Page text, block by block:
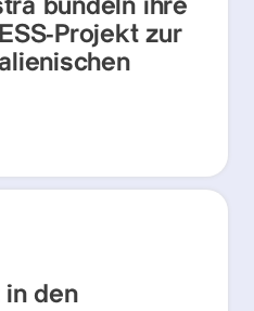
bündeln ihre
Projekt zur
den